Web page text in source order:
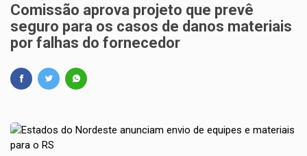
Comissão aprova projeto que prevê
seguro para os casos de danos materiais
por falhas do fornecedor